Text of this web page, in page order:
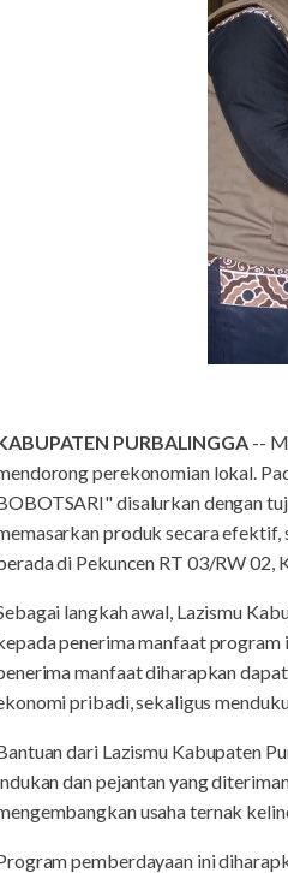
PURBALINGGA--
perekonomian lokal.
disalurkan dengan
produk secara efektif,
di Pekuncen RT 03/RW 02,
langkah awal, Lazismu
penerima manfaat program
manfaat diharapkan
pribadi, sekaligus
dari Lazismu Kabupaten
dan pejantan yang
usaha ternak
pemberdayaan ini